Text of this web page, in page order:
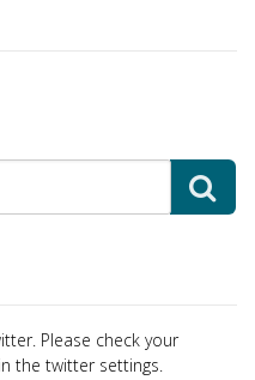
Please check your
the twitter settings.